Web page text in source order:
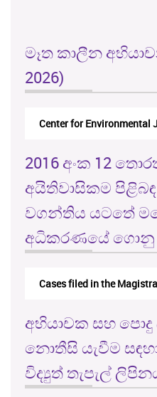
මෑත කාලීන
2026)
Center for Environmental
2016 අංක 12
අයිතිවාසිකම
වගන්තිය යටතේ
අධිකරණයේ ගොනු
Cases filed in the
අභියාචක සහ
නොතීසි යැවීම
විද්‍යුත් තැපැල්